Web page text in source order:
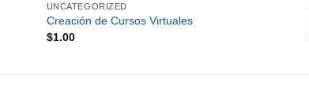
UNCATEGORIZED
Creación de Cursos Virtuales
$1.00